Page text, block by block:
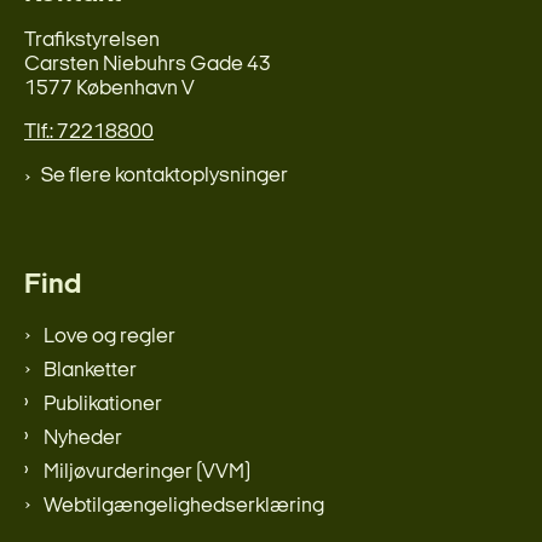
Trafikstyrelsen
Carsten Niebuhrs Gade 43
1577 København V
Tlf.: 72218800
Se flere kontaktoplysninger
Find
Love og regler
Blanketter
Publikationer
Nyheder
Miljøvurderinger (VVM)
Webtilgængelighedserklæring